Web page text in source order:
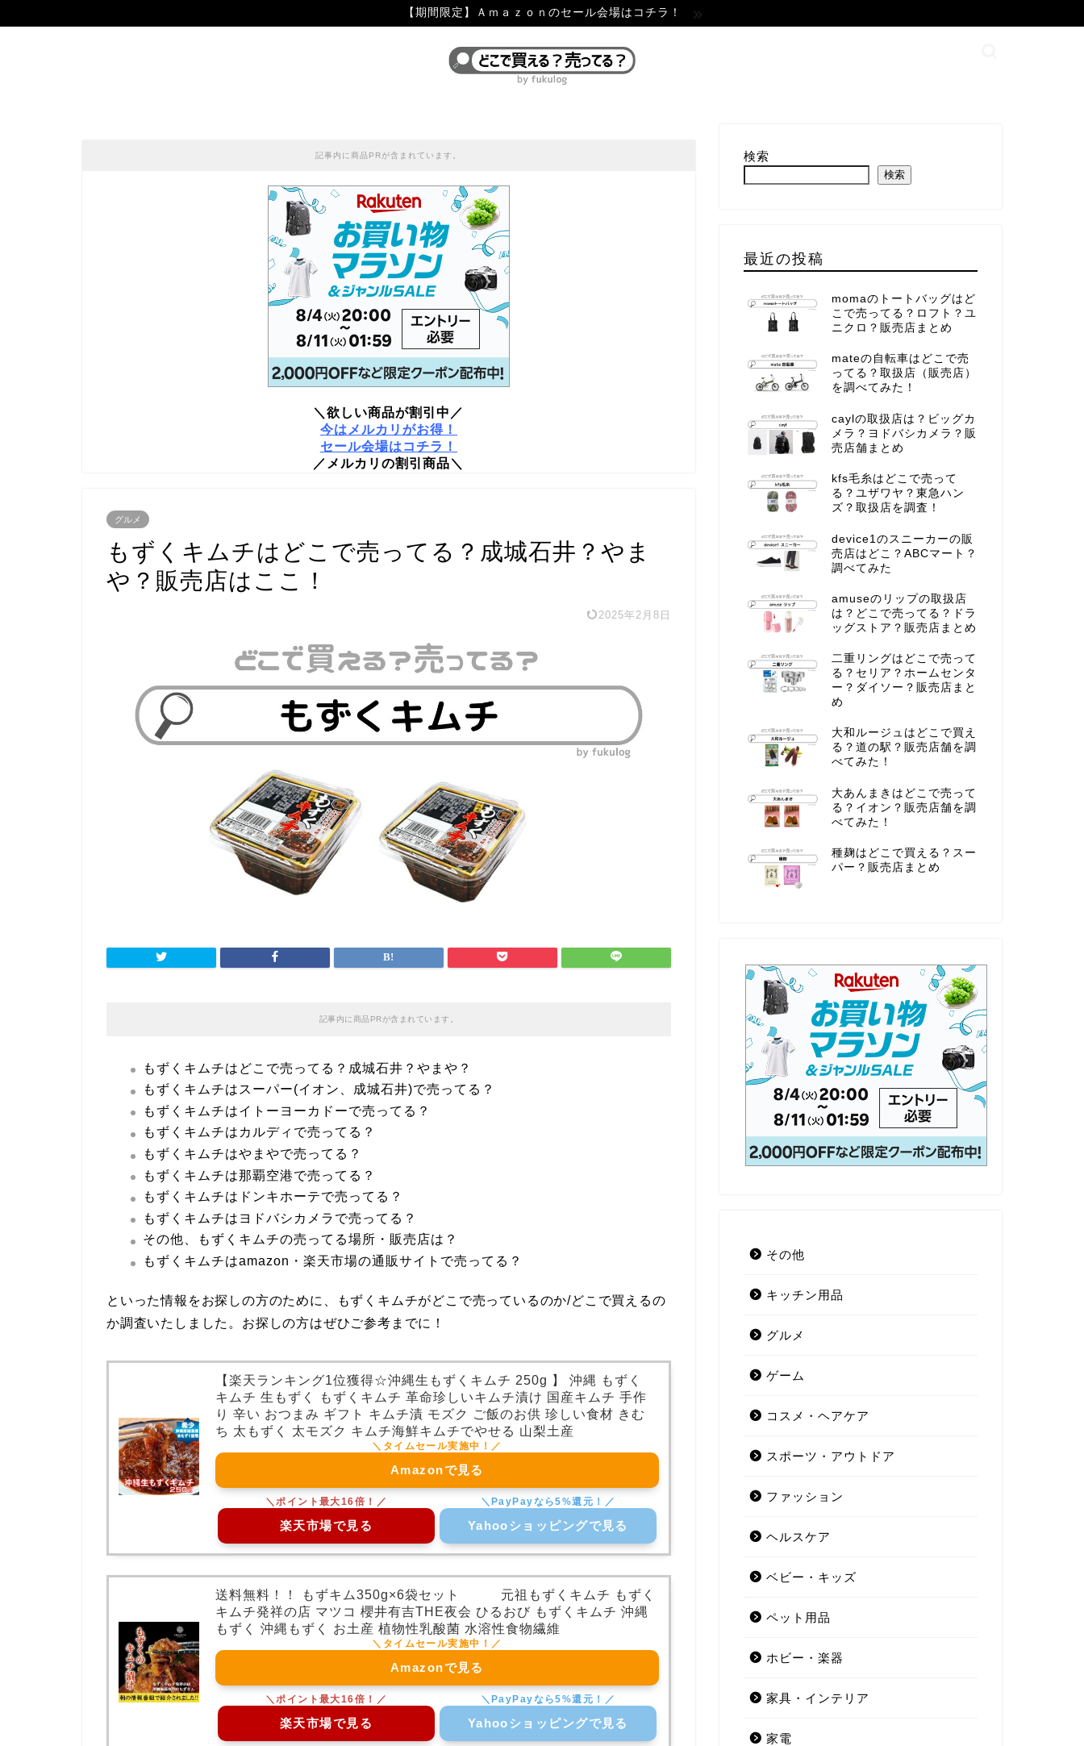
【期間限定】Ａｍａｚｏｎのセール会場はコチラ！
記事内に商品PRが含まれています。
＼欲しい商品が割引中／
今はメルカリがお得！
セール会場はコチラ！
／メルカリの割引商品＼
グルメ
もずくキムチはどこで売ってる？成城石井？やま
や？販売店はここ！
2025年2月8日
記事内に商品PRが含まれています。
もずくキムチはどこで売ってる？成城石井？やまや？
もずくキムチはスーパー(イオン、成城石井)で売ってる？
もずくキムチはイトーヨーカドーで売ってる？
もずくキムチはカルディで売ってる？
もずくキムチはやまやで売ってる？
もずくキムチは那覇空港で売ってる？
もずくキムチはドンキホーテで売ってる？
もずくキムチはヨドバシカメラで売ってる？
その他、もずくキムチの売ってる場所・販売店は？
もずくキムチはamazon・楽天市場の通販サイトで売ってる？
といった情報をお探しの方のために、もずくキムチがどこで売っているのか/どこで買えるの
か調査いたしました。お探しの方はぜひご参考までに！
【楽天ランキング1位獲得☆沖縄生もずくキムチ 250g 】 沖縄 もずく
キムチ 生もずく もずくキムチ 革命珍しいキムチ漬け 国産キムチ 手作
り 辛い おつまみ ギフト キムチ漬 モズク ご飯のお供 珍しい食材 きむ
ち 太もずく 太モズク キムチ海鮮キムチでやせる 山梨土産
Amazonで見る
楽天市場で見る Yahooショッピングで見る
送料無料！！ もずキム350g×6袋セット 元祖もずくキムチ もずく
キムチ発祥の店 マツコ 櫻井有吉THE夜会 ひるおび もずくキムチ 沖縄
もずく 沖縄もずく お土産 植物性乳酸菌 水溶性食物繊維
Amazonで見る
楽天市場で見る Yahooショッピングで見る
検索
検索
最近の投稿
momaのトートバッグはど
こで売ってる？ロフト？ユ
ニクロ？販売店まとめ
mateの自転車はどこで売
ってる？取扱店（販売店）
を調べてみた！
caylの取扱店は？ビッグカ
メラ？ヨドバシカメラ？販
売店舗まとめ
kfs毛糸はどこで売って
る？ユザワヤ？東急ハン
ズ？取扱店を調査！
device1のスニーカーの販
売店はどこ？ABCマート？
調べてみた
amuseのリップの取扱店
は？どこで売ってる？ドラ
ッグストア？販売店まとめ
二重リングはどこで売って
る？セリア？ホームセンタ
ー？ダイソー？販売店まと
め
大和ルージュはどこで買え
る？道の駅？販売店舗を調
べてみた！
大あんまきはどこで売って
る？イオン？販売店舗を調
べてみた！
種麹はどこで買える？スー
パー？販売店まとめ
その他
キッチン用品
グルメ
ゲーム
コスメ・ヘアケア
スポーツ・アウトドア
ファッション
ヘルスケア
ベビー・キッズ
ペット用品
ホビー・楽器
家具・インテリア
家電